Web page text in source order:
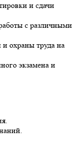
и сдачи
с различными
и охраны труда на
экзамена и